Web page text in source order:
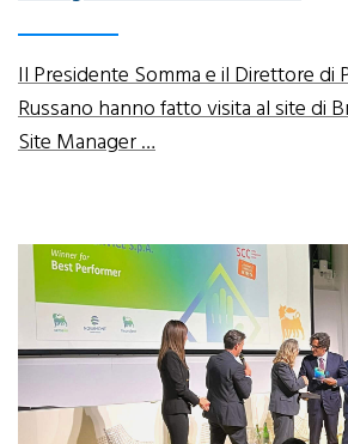
Il Presidente Somma e il Direttore di
Russano hanno fatto visita al site di
Site Manager …